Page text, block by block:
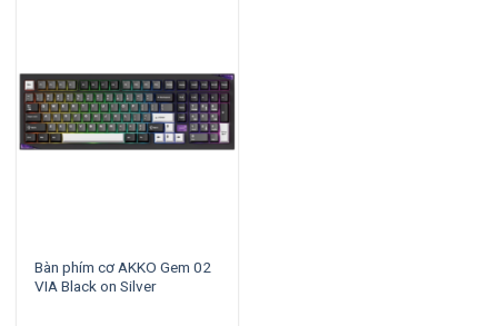
Bàn phím cơ AKKO Gem 02
VIA Black on Silver